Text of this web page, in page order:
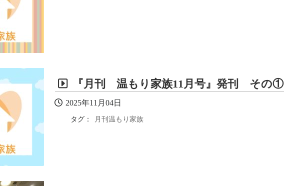
『月刊 温もり家族11月号』発刊 その①
2025年11月04日
タグ： 月刊温もり家族